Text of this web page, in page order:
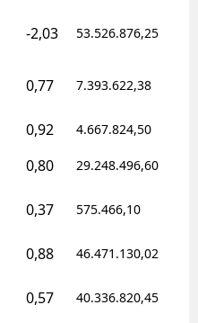
-2,03 53.526.876,25
0,77 7.393.622,38
0,92 4.667.824,50
0,80 29.248.496,60
0,37 575.466,10
0,88 46.471.130,02
0,57 40.336.820,45